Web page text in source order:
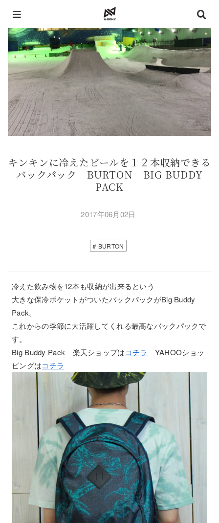
キンキンに冷えたビールを１２本収納できる
バックパック BURTON BIG BUDDY
PACK
2017年06月02日
BURTON
冷えた飲み物を12本も収納が出来るという
大きな保冷ポケットがついたバックパックがBig Buddy
Pack。
これからの季節に大活躍してくれる最高なバックパックで
す。
Big Buddy Pack 楽天ショップはコチラ
YAHOOショッ
ピングはコチラ